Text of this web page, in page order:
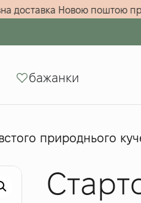
Безкоштовна доставка
бажанки
природнього